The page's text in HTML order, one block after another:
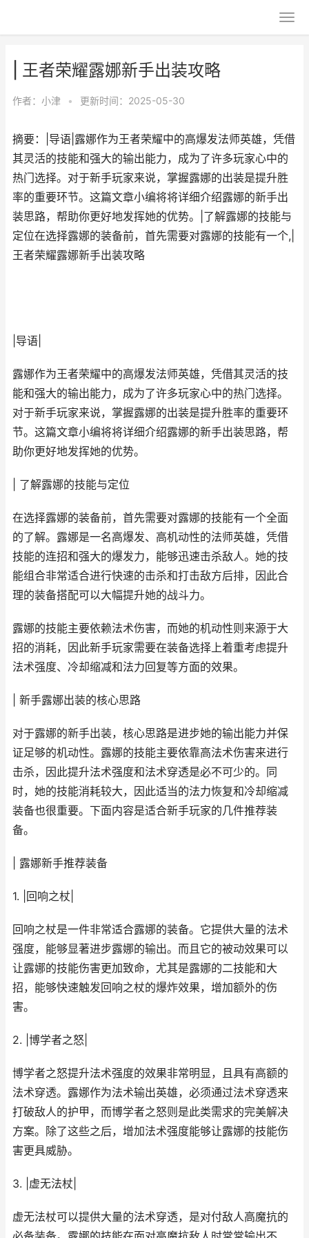
| 王者荣耀露娜新手出装攻略
作者： 小津 • 更新时间：2025-05-30
摘要：|导语|露娜作为王者荣耀中的高爆发法师英雄，凭借
其灵活的技能和强大的输出能力，成为了许多玩家心中的
热门选择。对于新手玩家来说，掌握露娜的出装是提升胜
率的重要环节。这篇文章小编将将详细介绍露娜的新手出
装思路，帮助你更好地发挥她的优势。|了解露娜的技能与
定位在选择露娜的装备前，首先需要对露娜的技能有一个,|
王者荣耀露娜新手出装攻略
|导语|
露娜作为王者荣耀中的高爆发法师英雄，凭借其灵活的技
能和强大的输出能力，成为了许多玩家心中的热门选择。
对于新手玩家来说，掌握露娜的出装是提升胜率的重要环
节。这篇文章小编将将详细介绍露娜的新手出装思路，帮
助你更好地发挥她的优势。
| 了解露娜的技能与定位
在选择露娜的装备前，首先需要对露娜的技能有一个全面
的了解。露娜是一名高爆发、高机动性的法师英雄，凭借
技能的连招和强大的爆发力，能够迅速击杀敌人。她的技
能组合非常适合进行快速的击杀和打击敌方后排，因此合
理的装备搭配可以大幅提升她的战斗力。
露娜的技能主要依赖法术伤害，而她的机动性则来源于大
招的消耗，因此新手玩家需要在装备选择上着重考虑提升
法术强度、冷却缩减和法力回复等方面的效果。
| 新手露娜出装的核心思路
对于露娜的新手出装，核心思路是进步她的输出能力并保
证足够的机动性。露娜的技能主要依靠高法术伤害来进行
击杀，因此提升法术强度和法术穿透是必不可少的。同
时，她的技能消耗较大，因此适当的法力恢复和冷却缩减
装备也很重要。下面内容是适合新手玩家的几件推荐装
备。
| 露娜新手推荐装备
1. |回响之杖|
回响之杖是一件非常适合露娜的装备。它提供大量的法术
强度，能够显著进步露娜的输出。而且它的被动效果可以
让露娜的技能伤害更加致命，尤其是露娜的二技能和大
招，能够快速触发回响之杖的爆炸效果，增加额外的伤
害。
2. |博学者之怒|
博学者之怒提升法术强度的效果非常明显，且具有高额的
法术穿透。露娜作为法术输出英雄，必须通过法术穿透来
打破敌人的护甲，而博学者之怒则是此类需求的完美解决
方案。除了这些之后，增加法术强度能够让露娜的技能伤
害更具威胁。
3. |虚无法杖|
虚无法杖可以提供大量的法术穿透，是对付敌人高魔抗的